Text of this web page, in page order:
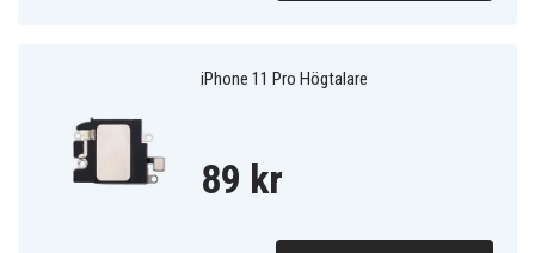
iPhone 11 Pro Högtalare
89 kr